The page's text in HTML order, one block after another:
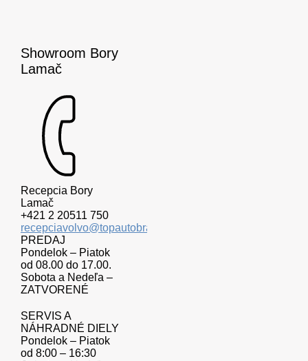
Showroom Bory
Lamač
Recepcia Bory
Lamač
+421 2 20511 750
recepciavolvo@topautobratislava.sk
PREDAJ
Pondelok – Piatok
od 08.00 do 17.00.
Sobota a Nedeľa –
ZATVORENÉ
SERVIS A
NÁHRADNÉ DIELY
Pondelok – Piatok
od 8:00 – 16:30